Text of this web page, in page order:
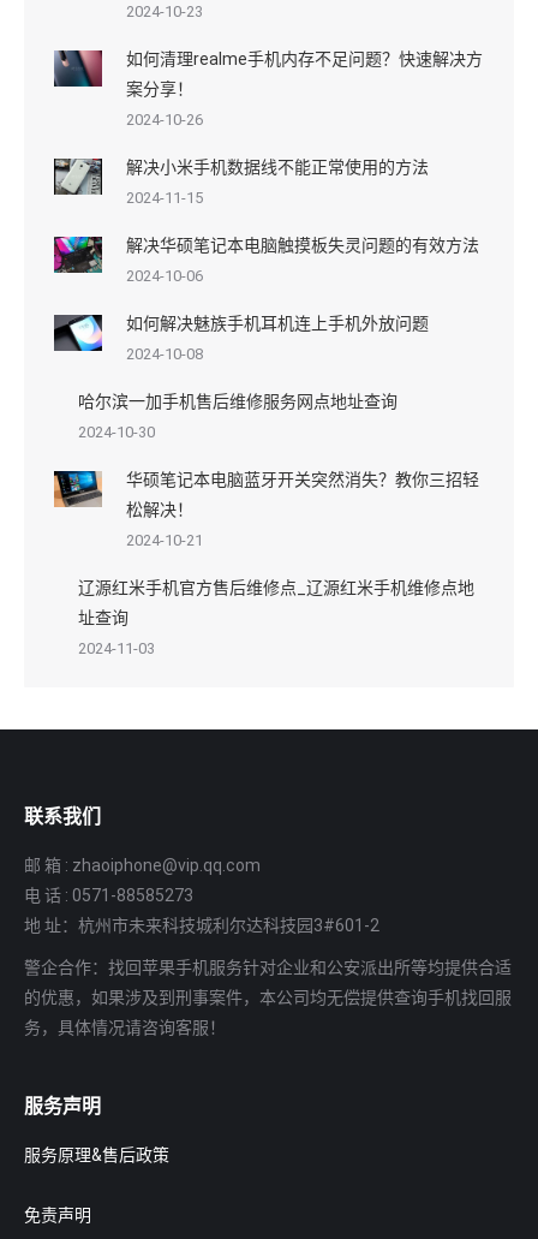
2024-10-23
如何清理realme手机内存不足问题？快速解决方
案分享！
2024-10-26
解决小米手机数据线不能正常使用的方法
2024-11-15
解决华硕笔记本电脑触摸板失灵问题的有效方法
2024-10-06
如何解决魅族手机耳机连上手机外放问题
2024-10-08
哈尔滨一加手机售后维修服务网点地址查询
2024-10-30
华硕笔记本电脑蓝牙开关突然消失？教你三招轻
松解决！
2024-10-21
辽源红米手机官方售后维修点_辽源红米手机维修点地
址查询
2024-11-03
联系我们
邮 箱 : zhaoiphone@vip.qq.com
电 话 : 0571-88585273
地 址：杭州市未来科技城利尔达科技园3#601-2
警企合作：找回苹果手机服务针对企业和公安派出所等均提供合适
的优惠，如果涉及到刑事案件，本公司均无偿提供查询手机找回服
务，具体情况请咨询客服！
服务声明
服务原理&售后政策
免责声明